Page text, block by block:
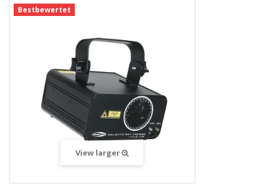
Bestbewertet
View larger